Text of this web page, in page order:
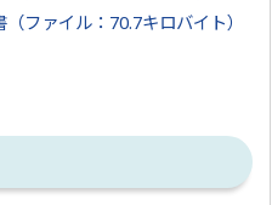
ファイル：70.7キロバイト）